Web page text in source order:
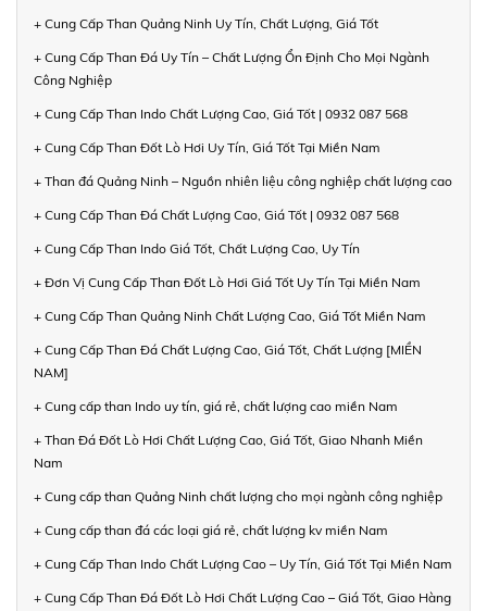
+ Cung Cấp Than Quảng Ninh Uy Tín, Chất Lượng, Giá Tốt
+ Cung Cấp Than Đá Uy Tín – Chất Lượng Ổn Định Cho Mọi Ngành
Công Nghiệp
+ Cung Cấp Than Indo Chất Lượng Cao, Giá Tốt | 0932 087 568
+ Cung Cấp Than Đốt Lò Hơi Uy Tín, Giá Tốt Tại Miền Nam
+ Than đá Quảng Ninh – Nguồn nhiên liệu công nghiệp chất lượng cao
+ Cung Cấp Than Đá Chất Lượng Cao, Giá Tốt | 0932 087 568
+ Cung Cấp Than Indo Giá Tốt, Chất Lượng Cao, Uy Tín
+ Đơn Vị Cung Cấp Than Đốt Lò Hơi Giá Tốt Uy Tín Tại Miền Nam
+ Cung Cấp Than Quảng Ninh Chất Lượng Cao, Giá Tốt Miền Nam
+ Cung Cấp Than Đá Chất Lượng Cao, Giá Tốt, Chất Lượng [MIỀN
NAM]
+ Cung cấp than Indo uy tín, giá rẻ, chất lượng cao miền Nam
+ Than Đá Đốt Lò Hơi Chất Lượng Cao, Giá Tốt, Giao Nhanh Miền
Nam
+ Cung cấp than Quảng Ninh chất lượng cho mọi ngành công nghiệp
+ Cung cấp than đá các loại giá rẻ, chất lượng kv miền Nam
+ Cung Cấp Than Indo Chất Lượng Cao – Uy Tín, Giá Tốt Tại Miền Nam
+ Cung Cấp Than Đá Đốt Lò Hơi Chất Lượng Cao – Giá Tốt, Giao Hàng